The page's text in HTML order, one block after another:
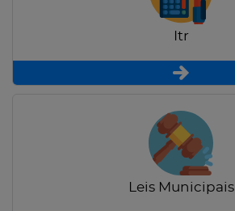
Itr
Leis Municipais